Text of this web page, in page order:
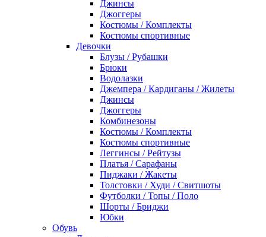
Джинсы
Джоггеры
Костюмы / Комплекты
Костюмы спортивные
Девочки
Блузы / Рубашки
Брюки
Водолазки
Джемпера / Кардиганы / Жилеты
Джинсы
Джоггеры
Комбинезоны
Костюмы / Комплекты
Костюмы спортивные
Леггинсы / Рейтузы
Платья / Сарафаны
Пиджаки / Жакеты
Толстовки / Худи / Свитшоты
Футболки / Топы / Поло
Шорты / Бриджи
Юбки
Обувь